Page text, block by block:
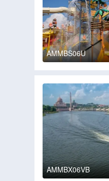
AMMBS06U
AMMBX06VB